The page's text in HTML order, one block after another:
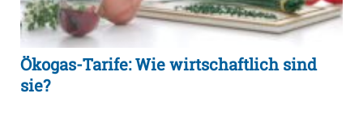
Ökogas-Tarife: Wie wirtschaftlich sind
sie?